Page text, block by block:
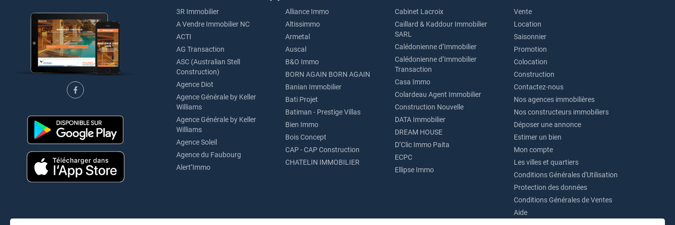
3R Immobilier
A Vendre Immobilier NC
ACTI
AG Transaction
ASC (Australian Stell
Construction)
Agence Diot
Agence Générale by Keller
Williams
Agence Générale by Keller
Williams
Agence Soleil
Agence du Faubourg
Alert’Immo
Alliance Immo
Altissimmo
Armetal
Auscal
B&O Immo
BORN AGAIN BORN AGAIN
Banian Immobilier
Bati Projet
Batiman - Prestige Villas
Bien Immo
Bois Concept
CAP - CAP Construction
CHATELIN IMMOBILIER
Cabinet Lacroix
Caillard & Kaddour Immobilier
SARL
Calédonienne d’Immobilier
Calédonienne d’Immobilier
Transaction
Casa Immo
Colardeau Agent Immobilier
Construction Nouvelle
DATA Immobilier
DREAM HOUSE
D’Clic Immo Paita
ECPC
Ellipse Immo
Vente
Location
Saisonnier
Promotion
Colocation
Construction
Contactez-nous
Nos agences immobilières
Nos constructeurs immobiliers
Déposer une annonce
Estimer un bien
Mon compte
Les villes et quartiers
Conditions Générales d'Utilisation
Protection des données
Conditions Générales de Ventes
Aide